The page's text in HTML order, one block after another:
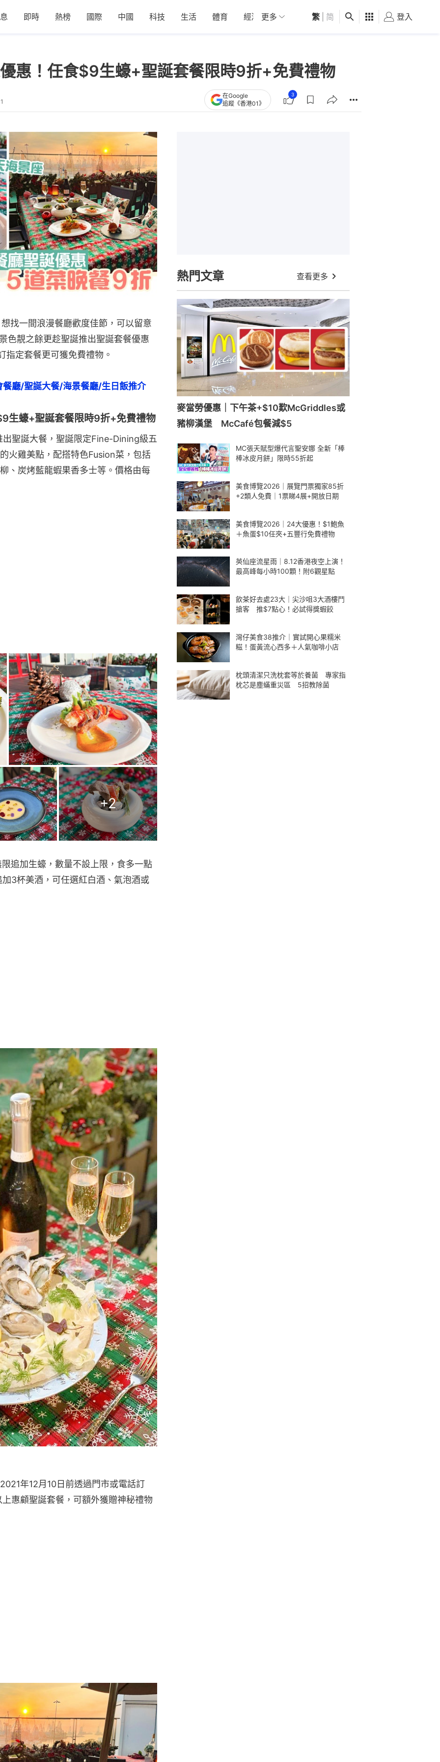
即時 熱榜 國際 中國 科技 生活 體育 經濟 01深圳 觀點 健康 好食玩飛
更多 繁 简 登入
惠！任食$9生蠔+聖誕套餐限時9折+免費禮物
在Google
追蹤《香港01》
3
找一間浪漫餐廳歡度佳節，可以留意
色靚之餘更趁聖誕推出聖誕套餐優惠
定套餐更可獲免費禮物。
餐廳/聖誕大餐/海景餐廳/生日飯推介
生蠔+聖誕套餐限時9折+免費禮物
聖誕大餐，聖誕限定Fine-Dining級五
火雞美點，配搭特色Fusion菜，包括
、炭烤藍龍蝦果香多士等。價格由每
+2
追加生蠔，數量不設上限，食多一點
3杯美酒，可任選紅白酒、氣泡酒或
年12月10日前透過門市或電話訂
惠顧聖誕套餐，可額外獲贈神秘禮物
熱門文章 查看更多
麥當勞優惠｜下午茶+$10歎McGriddles或
豬柳漢堡 McCafé包餐減$5
MC張天賦型爆代言聖安娜 全新「棒
棒冰皮月餅」限時55折起
美食博覽2026｜展覽門票獨家85折
+2類人免費｜1票睇4展+開放日期
美食博覽2026｜24大優惠！$1鮑魚
＋魚蛋$10任夾+五豐行免費禮物
英仙座流星雨｜8.12香港夜空上演！
最高峰每小時100顆！附6觀星點
飲茶好去處23大｜尖沙咀3大酒樓鬥
搶客 推$7點心！必試得獎蝦餃
灣仔美食38推介｜實試開心果糯米
糍！蛋黃流心西多＋人氣咖啡小店
枕頭清潔只洗枕套等於養菌 專家指
枕芯是塵蟎重災區 5招教除菌